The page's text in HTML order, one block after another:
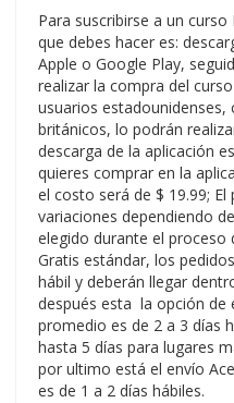
Para suscribirse a un curso
que debes hacer es:
Apple o Google Play,
realizar la compra del
usuarios estadounidenses,
británicos, lo podrán
descarga de la aplicación
quieres comprar en la
el costo será de $ 19.99;
variaciones dependiendo
elegido durante el proceso
Gratis estándar, los
hábil y deberán llegar
después esta la opción de
promedio es de 2 a 3 días
hasta 5 días para lugares
por ultimo está el envío
es de 1 a 2 días hábiles.